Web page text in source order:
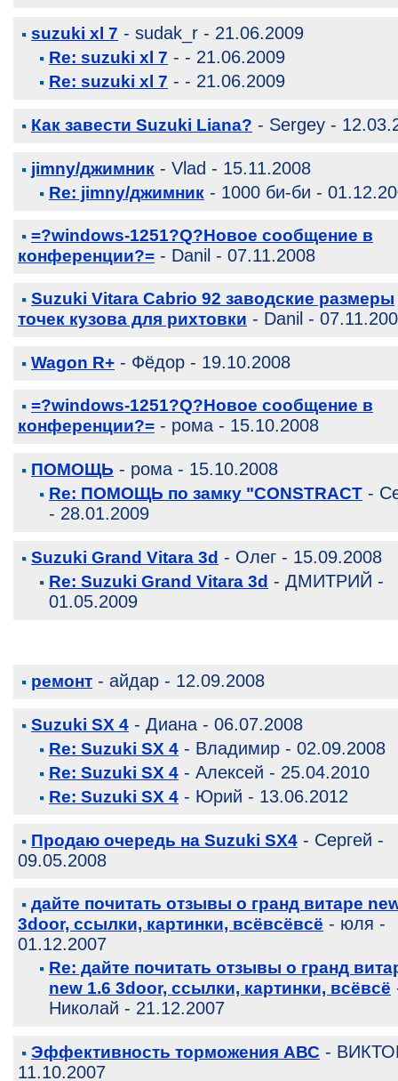
suzuki xl 7 - sudak_r - 21.06.2009
Re: suzuki xl 7 - - 21.06.2009
Re: suzuki xl 7 - - 21.06.2009
Как завести Suzuki Liana? - Sergey -
jimny/джимник - Vlad - 15.11.2008
Re: jimny/джимник - 1000 би-би -
=?windows-1251?Q?Новое сообщение в
конференции?= - Danil - 07.11.2008
Suzuki Vitara Cabrio 92 заводские размеры
точек кузова для рихтовки - Danil -
Wagon R+ - Фёдор - 19.10.2008
=?windows-1251?Q?Новое сообщение в
конференции?= - рома - 15.10.2008
ПОМОЩЬ - рома - 15.10.2008
Re: ПОМОЩЬ по замку "CONSTRACT -
- 28.01.2009
Suzuki Grand Vitara 3d - Олег - 15.09.2008
Re: Suzuki Grand Vitara 3d - ДМИТРИЙ -
01.05.2009
ремонт - айдар - 12.09.2008
Suzuki SX 4 - Диана - 06.07.2008
Re: Suzuki SX 4 - Владимир - 02.09.2008
Re: Suzuki SX 4 - Алексей - 25.04.2010
Re: Suzuki SX 4 - Юрий - 13.06.2012
Продаю очередь на Suzuki SX4 - Сергей -
09.05.2008
дайте почитать отзывы о гранд витаре
3door, ссылки, картинки, всёвсёвсё - юля -
01.12.2007
Re: дайте почитать отзывы о гранд
new 1.6 3door, ссылки, картинки, всёвсё
Николай - 21.12.2007
Эффективность торможения АВС -
11.10.2007